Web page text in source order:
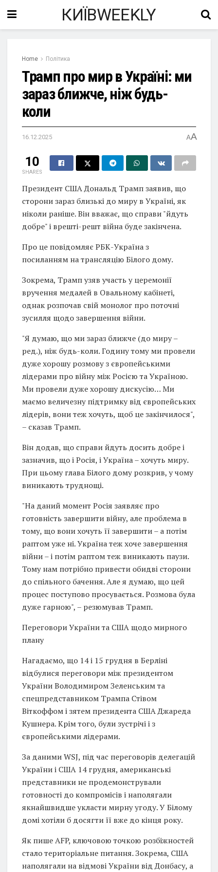
КИЇВWEEKLY
Home Політика
Трамп про мир в Україні: ми
зараз ближче, ніж будь-
коли
16.12.2025 AA
10
SHARES
Президент США Дональд Трамп заявив, що
сторони зараз близькі до миру в Україні, як
ніколи раніше. Він вважає, що справи "йдуть
добре" і врешті-решт війна буде закінчена.
Про це повідомляє РБК-Україна з
посиланням на трансляцію Білого дому.
Зокрема, Трамп узяв участь у церемонії
вручення медалей в Овальному кабінеті,
однак розпочав свій монолог про поточні
зусилля щодо завершення війни.
"Я думаю, що ми зараз ближче (до миру –
ред.), ніж будь-коли. Годину тому ми провели
дуже хорошу розмову з європейськими
лідерами про війну між Росією та Україною.
Ми провели дуже хорошу дискусію… Ми
маємо величезну підтримку від європейських
лідерів, вони теж хочуть, щоб це закінчилося",
– сказав Трамп.
Він додав, що справи йдуть досить добре і
зазначив, що і Росія, і Україна – хочуть миру.
При цьому глава Білого дому розкрив, у чому
виникають труднощі.
"На даний момент Росія заявляє про
готовність завершити війну, але проблема в
тому, що вони хочуть її завершити – а потім
раптом уже ні. Україна теж хоче завершення
війни – і потім раптом теж виникають паузи.
Тому нам потрібно привести обидві сторони
до спільного бачення. Але я думаю, що цей
процес поступово просувається. Розмова була
дуже гарною", – резюмував Трамп.
Переговори України та США щодо мирного
плану
Нагадаємо, що 14 і 15 грудня в Берліні
відбулися переговори між президентом
України Володимиром Зеленським та
спецпредставником Трампа Стівом
Віткоффом і зятем президента США Джареда
Кушнера. Крім того, були зустрічі і з
європейськими лідерами.
За даними WSJ, під час переговорів делегацій
України і США 14 грудня, американські
представники не продемонстрували
готовності до компромісів і наполягали
якнайшвидше укласти мирну угоду. У Білому
домі хотіли б досягти її вже до кінця року.
Як пише AFP, ключовою точкою розбіжностей
стало територіальне питання. Зокрема, США
наполягали на відмові України від Донбасу, а